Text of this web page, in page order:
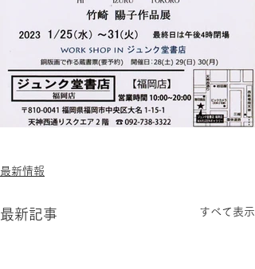
最新情報
最新記事 すべて表示